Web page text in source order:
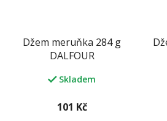
Džem meruňka 284 g
DALFOUR
Skladem
101 Kč